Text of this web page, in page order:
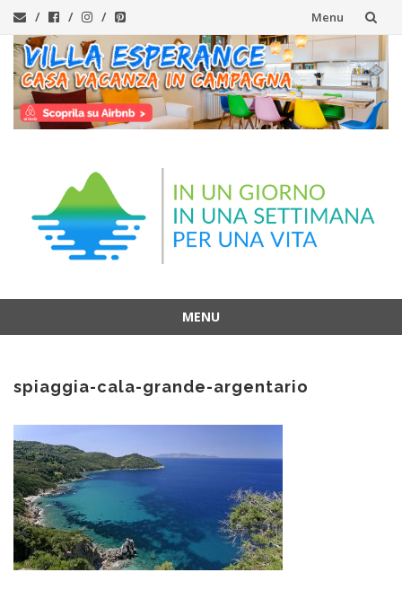
Menu
Vai
al
contenuto
MENU
contenuto
spiaggia-cala-grande-argentario